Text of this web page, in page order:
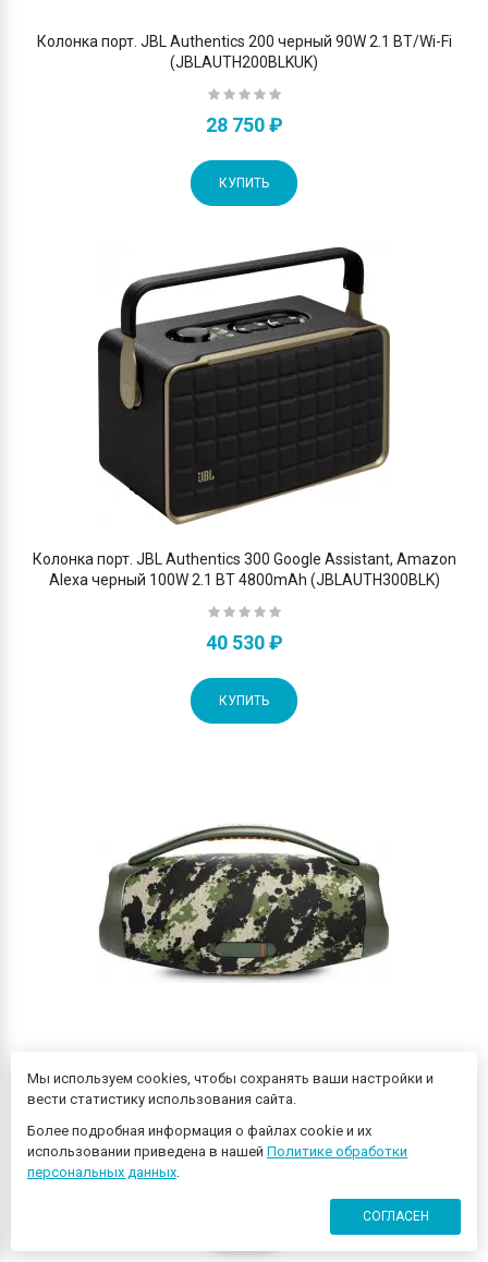
Колонка порт. JBL Authentics 200 черный 90W 2.1 BT/Wi-Fi
(JBLAUTH200BLKUK)
28 750 ₽
КУПИТЬ
Колонка порт. JBL Authentics 300 Google Assistant, Amazon
Alexa черный 100W 2.1 BT 4800mAh (JBLAUTH300BLK)
40 530 ₽
КУПИТЬ
Колонка порт. JBL Boombox 3 камуфляж 180W 2.1 BT/USB
10000mAh (JBLBOOMBOX3SQUAD(EP/UK/AM))
36 690 ₽
Мы используем cookies, чтобы сохранять ваши настройки и
вести статистику использования сайта.
Более подробная информация о файлах cookie и их
использовании приведена в нашей Политике обработки
персональных данных.
СОГЛАСЕН